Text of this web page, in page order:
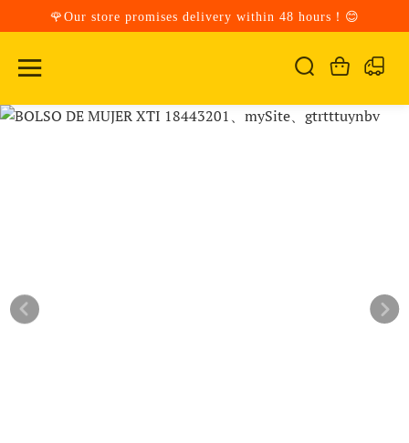
🌹Our store promises delivery within 48 hours！😊